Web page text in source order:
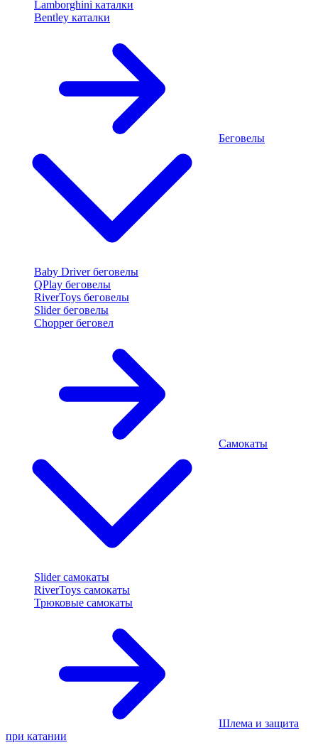
Lamborghini каталки
Bentley каталки
Беговелы
Baby Driver беговелы
QPlay беговелы
RiverToys беговелы
Slider беговелы
Chopper беговел
Самокаты
Slider самокаты
RiverToys самокаты
Трюковые самокаты
Шлема и защита
при катании